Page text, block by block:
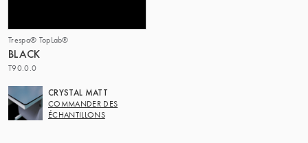
Trespa® TopLab®
BLACK
T90.0.0
CRYSTAL MATT
COMMANDER DES
ÉCHANTILLONS